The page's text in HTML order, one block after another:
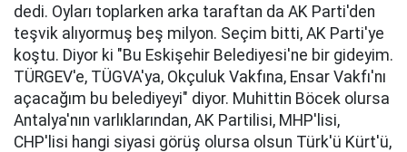
dedi. Oyları toplarken arka taraftan da AK Parti'den
teşvik alıyormuş beş milyon. Seçim bitti, AK Parti'ye
koştu. Diyor ki "Bu Eskişehir Belediyesi'ne bir gideyim.
TÜRGEV'e, TÜGVA'ya, Okçuluk Vakfına, Ensar Vakfı'nı
açacağım bu belediyeyi" diyor. Muhittin Böcek olursa
Antalya'nın varlıklarından, AK Partilisi, MHP'lisi,
CHP'lisi hangi siyasi görüş olursa olsun Türk'ü Kürt'ü,